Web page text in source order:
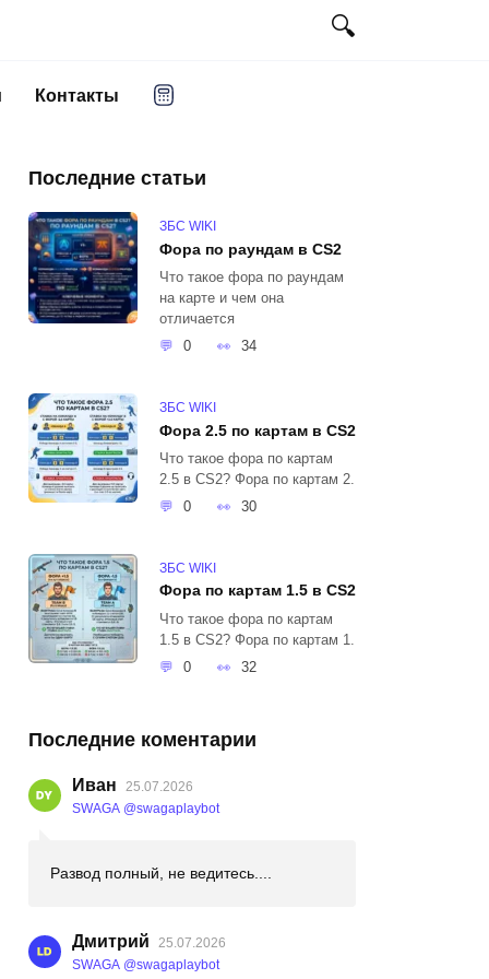
Контакты
Последние статьи
ЗБС WIKI
Фора по раундам в CS2
Что такое фора по раундам
на карте и чем она
отличается
0
34
ЗБС WIKI
Фора 2.5 по картам в CS2
Что такое фора по картам
2.5 в CS2? Фора по картам 2.
0
30
ЗБС WIKI
Фора по картам 1.5 в CS2
Что такое фора по картам
1.5 в CS2? Фора по картам 1.
0
32
Последние коментарии
Иван
25.07.2026
SWAGA @swagaplaybot
Развод полный, не ведитесь....
Дмитрий
25.07.2026
SWAGA @swagaplaybot